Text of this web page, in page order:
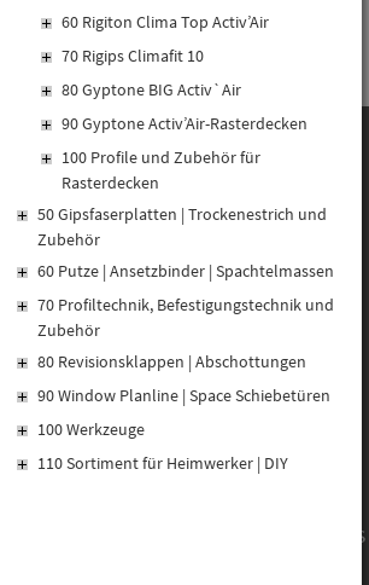
60 Rigiton Clima Top Activ’Air
70 Rigips Climafit 10
80 Gyptone BIG Activ`Air
90 Gyptone Activ’Air-Rasterdecken
100 Profile und Zubehör für
Rasterdecken
50 Gipsfaserplatten | Trockenestrich und
Zubehör
60 Putze | Ansetzbinder | Spachtelmassen
70 Profiltechnik, Befestigungstechnik und
Zubehör
80 Revisionsklappen | Abschottungen
90 Window Planline | Space Schiebetüren
100 Werkzeuge
110 Sortiment für Heimwerker | DIY
KONTAKT
Alte Poststraße 171
A-8020 Graz
Telefon: +43 316 5971 0
info@kormann.at
ÖFFNUNGSZEITEN
MO-DO: 06:30 - 17:00 Uhr
FR:
06:30 - 14:00 Uhr
Öffnungszeiten zum